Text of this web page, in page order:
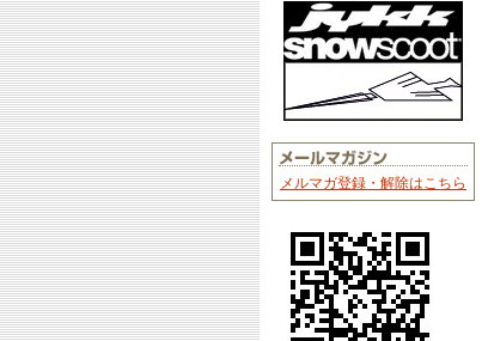
メルマガ登録・解除はこちら